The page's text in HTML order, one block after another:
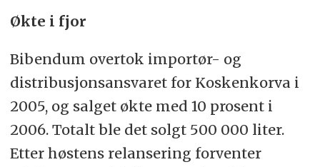
Økte i fjor
Bibendum overtok importør- og
distribusjonsansvaret for Koskenkorva i
2005, og salget økte med 10 prosent i
2006. Totalt ble det solgt 500 000 liter.
Etter høstens relansering forventer